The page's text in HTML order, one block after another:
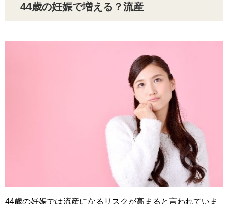
44歳の妊娠で増える？流産
44歳の妊娠では流産になるリスクが高まると言われていま